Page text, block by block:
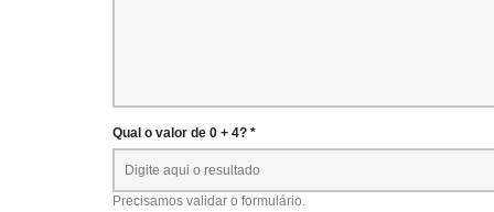
Qual o valor de 0 + 4? *
Precisamos validar o formulário.